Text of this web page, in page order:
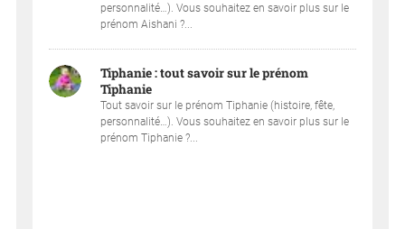
personnalité…). Vous souhaitez en savoir plus sur le
prénom Aishani ?...
Tiphanie : tout savoir sur le prénom
Tiphanie
Tout savoir sur le prénom Tiphanie (histoire, fête,
personnalité…). Vous souhaitez en savoir plus sur le
prénom Tiphanie ?...